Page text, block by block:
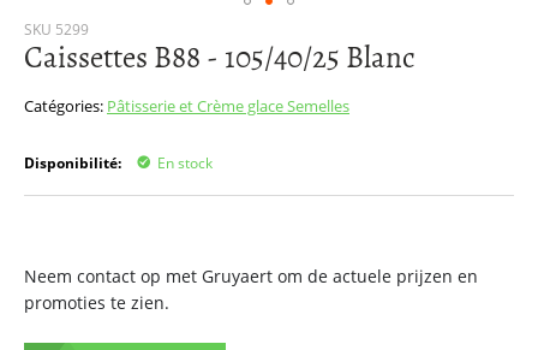
SKU 5299
Caissettes B88 - 105/40/25 Blanc
Catégories: Pâtisserie et Crème glaceSemelles
Disponibilité: En stock
Neem contact op met Gruyaert om de actuele prijzen en
promoties te zien.
Passer
au
de
d’images